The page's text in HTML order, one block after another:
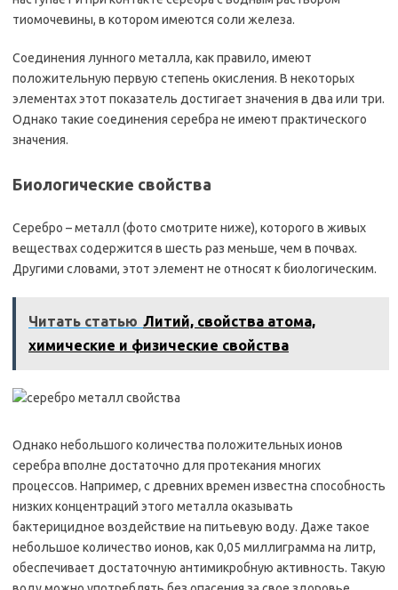
тиомочевины, в котором имеются соли железа.
Соединения лунного металла, как правило, имеют
положительную первую степень окисления. В некоторых
элементах этот показатель достигает значения в два или три.
Однако такие соединения серебра не имеют практического
значения.
Биологические свойства
Серебро – металл (фото смотрите ниже), которого в живых
веществах содержится в шесть раз меньше, чем в почвах.
Другими словами, этот элемент не относят к биологическим.
Читать статью Литий, свойства атома,
химические и физические свойства
Однако небольшого количества положительных ионов
серебра вполне достаточно для протекания многих
процессов. Например, с древних времен известна способность
низких концентраций этого металла оказывать
бактерицидное воздействие на питьевую воду. Даже такое
небольшое количество ионов, как 0,05 миллиграмма на литр,
обеспечивает достаточную антимикробную активность. Такую